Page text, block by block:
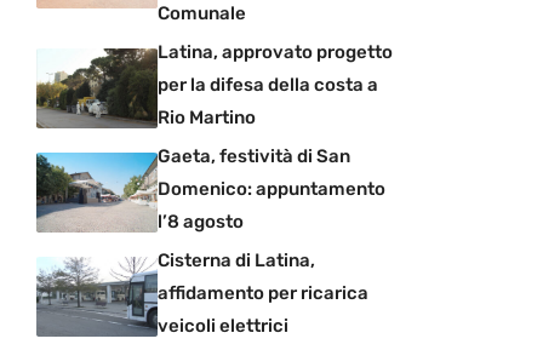
Comunale
Latina, approvato progetto
per la difesa della costa a
Rio Martino
Gaeta, festività di San
Domenico: appuntamento
l’8 agosto
Cisterna di Latina,
affidamento per ricarica
veicoli elettrici